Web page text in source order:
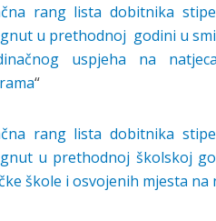
rang lista dobitnika
u prethodnoj godini u
uspjeha na
“
rang lista dobitnika
u prethodnoj školskoj
škole i osvojenih mjesta na